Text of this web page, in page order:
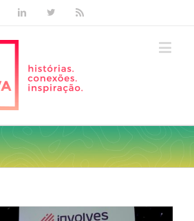
FacebookLinkedinTwitter